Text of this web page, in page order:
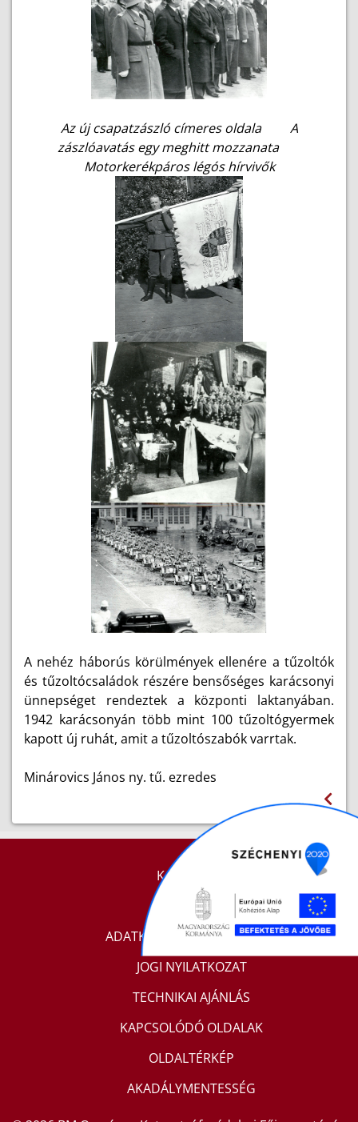
Az új csapatzászlócímeres oldala
A
zászlóavatás egy meghitt mozzanata
Motorkerékpáros légós hírvivők
A nehéz háborús körülmények ellenére a tűzoltók
és tűzoltócsaládok részére bensőséges karácsonyi
ünnepséget rendeztek a központi laktanyában.
1942 karácsonyán több mint 100 tűzoltógyermek
kapott új ruhát, amit a tűzoltószabók varrtak.
Minárovics János ny. tű. ezredes
KAPCSOLAT
IMPRESSZUM
ADATKEZELÉSI TÁJÉKOZTATÓ
JOGI NYILATKOZAT
TECHNIKAI AJÁNLÁS
KAPCSOLÓDÓ OLDALAK
OLDALTÉRKÉP
AKADÁLYMENTESSÉG